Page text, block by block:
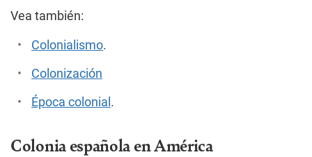
Vea también:
Colonialismo.
Colonización
Época colonial .
Colonia española en América